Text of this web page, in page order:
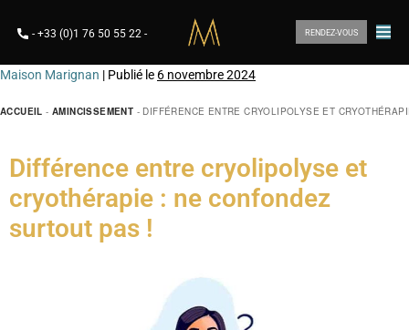
- +33 (0)1 76 50 55 22 - RENDEZ-VOUS
Maison Marignan | Publié le 6 novembre 2024
ACCUEIL -AMINCISSEMENT - DIFFÉRENCE ENTRE CRYOLIPOLYSE ET
Différence entre cryolipolyse et
cryothérapie : ne confondez
surtout pas !